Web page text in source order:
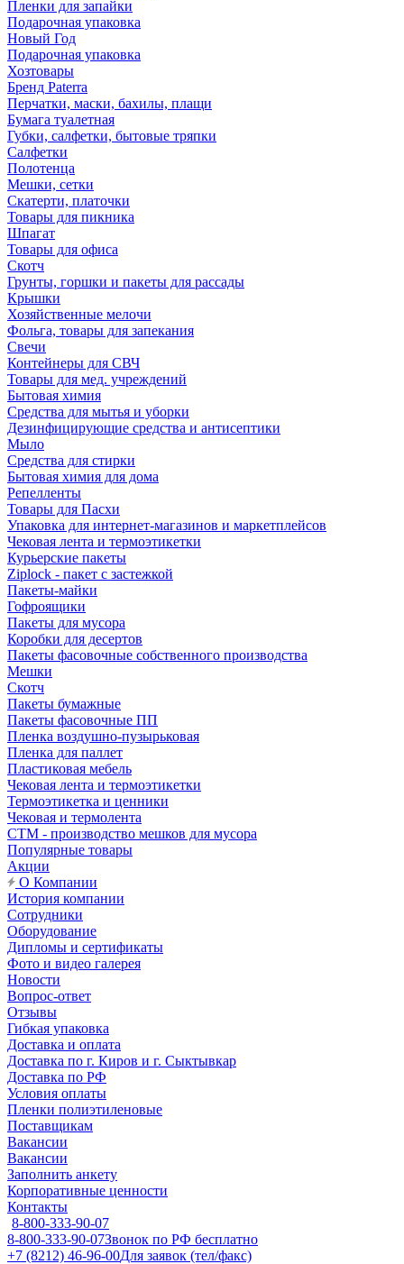
Пленки для запайки
Подарочная упаковка
Новый Год
Подарочная упаковка
Хозтовары
Бренд Paterra
Перчатки, маски, бахилы, плащи
Бумага туалетная
Губки, салфетки, бытовые тряпки
Салфетки
Полотенца
Мешки, сетки
Скатерти, платочки
Товары для пикника
Шпагат
Товары для офиса
Скотч
Грунты, горшки и пакеты для рассады
Крышки
Хозяйственные мелочи
Фольга, товары для запекания
Свечи
Контейнеры для СВЧ
Товары для мед. учреждений
Бытовая химия
Средства для мытья и уборки
Дезинфицирующие средства и антисептики
Мыло
Средства для стирки
Бытовая химия для дома
Репелленты
Товары для Пасхи
Упаковка для интернет-магазинов и маркетплейсов
Чековая лента и термоэтикетки
Курьерские пакеты
Ziplock - пакет с застежкой
Пакеты-майки
Гофроящики
Пакеты для мусора
Коробки для десертов
Пакеты фасовочные собственного производства
Мешки
Скотч
Пакеты бумажные
Пакеты фасовочные ПП
Пленка воздушно-пузырьковая
Пленка для паллет
Пластиковая мебель
Чековая лента и термоэтикетки
Термоэтикетка и ценники
Чековая и термолента
СТМ - производство мешков для мусора
Популярные товары
Акции
О Компании
История компании
Сотрудники
Оборудование
Дипломы и сертификаты
Фото и видео галерея
Новости
Вопрос-ответ
Отзывы
Гибкая упаковка
Доставка и оплата
Доставка по г. Киров и г. Сыктывкар
Доставка по РФ
Условия оплаты
Пленки полиэтиленовые
Поставщикам
Вакансии
Вакансии
Заполнить анкету
Корпоративные ценности
Контакты
8-800-333-90-07
8-800-333-90-07Звонок по РФ бесплатно
+7 (8212) 46-96-00Для заявок (тел/факс)